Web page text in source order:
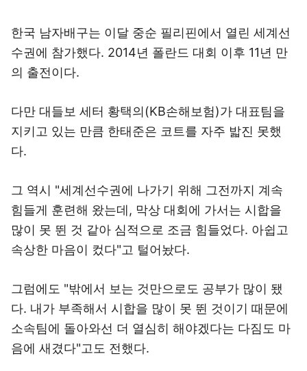
한국 남자배구는 이달 중순 필리핀에서 열린 세계선
수권에 참가했다. 2014년 폴란드 대회 이후 11년 만
의 출전이다.
다만 대들보 세터 황택의(KB손해보험)가 대표팀을
지키고 있는 만큼 한태준은 코트를 자주 밟진 못했
다.
그 역시 "세계선수권에 나가기 위해 그전까지 계속
힘들게 훈련해 왔는데, 막상 대회에 가서는 시합을
많이 못 뛴 것 같아 심적으로 조금 힘들었다. 아쉽고
속상한 마음이 컸다"고 털어놨다.
그럼에도 "밖에서 보는 것만으로도 공부가 많이 됐
다. 내가 부족해서 시합을 많이 못 뛴 것이기 때문에
소속팀에 돌아와선 더 열심히 해야겠다는 다짐도 마
음에 새겼다"고도 전했다.